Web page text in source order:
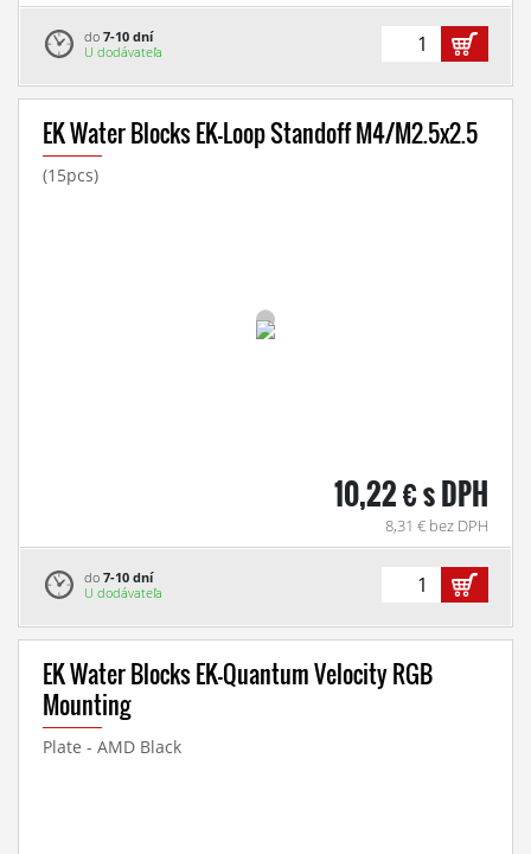
do 7-10 dní
U dodávateľa
EK Water Blocks EK-Loop Standoff M4/M2.5x2.5
(15pcs)
10,22 € s DPH
8,31 € bez DPH
do 7-10 dní
U dodávateľa
EK Water Blocks EK-Quantum Velocity RGB
Mounting
Plate - AMD Black